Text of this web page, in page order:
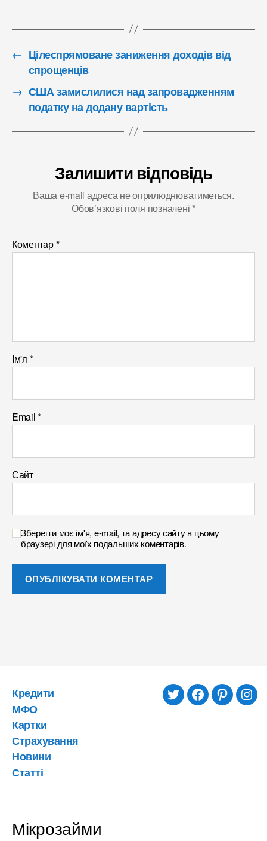
← Цілеспрямоване заниження доходів від
спрощенців
→ США замислилися над запровадженням
податку на додану вартість
Залишити відповідь
Ваша e-mail адреса не оприлюднюватиметься.
Обов’язкові поля позначені *
Коментар*
Ім'я *
Email*
Сайт
Зберегти моє ім'я, e-mail, та адресу сайту в цьому
браузері для моїх подальших коментарів.
Кредити
МФО
Картки
Страхування
Новини
Статті
twitterfacebookpinterest
Мікрозайми